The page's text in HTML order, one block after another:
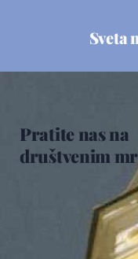
Sveta
Pratite nas na
društvenim